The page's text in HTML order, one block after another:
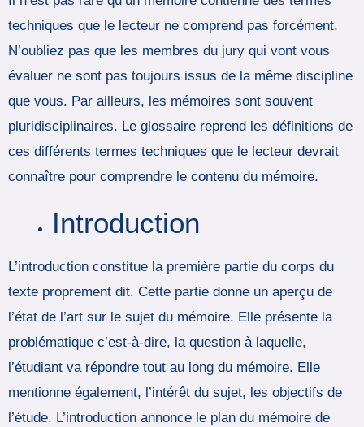
techniques que le lecteur ne comprend pas forcément.
N’oubliez pas que les membres du jury qui vont vous
évaluer ne sont pas toujours issus de la même discipline
que vous. Par ailleurs, les mémoires sont souvent
pluridisciplinaires. Le glossaire reprend les définitions de
ces différents termes techniques que le lecteur devrait
connaître pour comprendre le contenu du mémoire.
Introduction
L’introduction constitue la première partie du corps du
texte proprement dit. Cette partie donne un aperçu de
l’état de l’art sur le sujet du mémoire. Elle présente la
problématique c’est-à-dire, la question à laquelle,
l’étudiant va répondre tout au long du mémoire. Elle
mentionne également, l’intérêt du sujet, les objectifs de
l’étude. L’introduction annonce le plan du mémoire de